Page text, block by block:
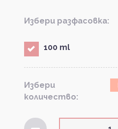
Избери разфасовка:
100 ml
Избери
количество: